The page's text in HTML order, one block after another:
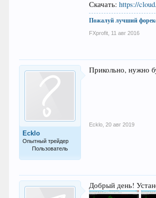
Скачать:https://
Пожалуй лучший
FXprofit 11 авг 2016
Ecklo
Опытный трейдер
Пользователь
Прикольно, нужно
Ecklo 20 авг 2019
Добрый день!